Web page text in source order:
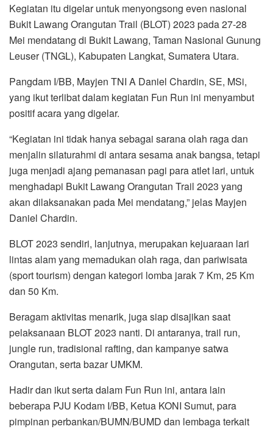
Kegiatan itu digelar untuk menyongsong even nasional
Bukit Lawang Orangutan Trail (BLOT) 2023 pada 27-28
Mei mendatang di Bukit Lawang, Taman Nasional Gunung
Leuser (TNGL), Kabupaten Langkat, Sumatera Utara.
Pangdam I/BB, Mayjen TNI A Daniel Chardin, SE, MSi,
yang ikut terlibat dalam kegiatan Fun Run ini menyambut
positif acara yang digelar.
“Kegiatan ini tidak hanya sebagai sarana olah raga dan
menjalin silaturahmi di antara sesama anak bangsa, tetapi
juga menjadi ajang pemanasan pagi para atlet lari, untuk
menghadapi Bukit Lawang Orangutan Trail 2023 yang
akan dilaksanakan pada Mei mendatang,” jelas Mayjen
Daniel Chardin.
BLOT 2023 sendiri, lanjutnya, merupakan kejuaraan lari
lintas alam yang memadukan olah raga, dan pariwisata
(sport tourism) dengan kategori lomba jarak 7 Km, 25 Km
dan 50 Km.
Beragam aktivitas menarik, juga siap disajikan saat
pelaksanaan BLOT 2023 nanti. Di antaranya, trail run,
jungle run, tradisional rafting, dan kampanye satwa
Orangutan, serta bazar UMKM.
Hadir dan ikut serta dalam Fun Run ini, antara lain
beberapa PJU Kodam I/BB, Ketua KONI Sumut, para
pimpinan perbankan/BUMN/BUMD dan lembaga terkait